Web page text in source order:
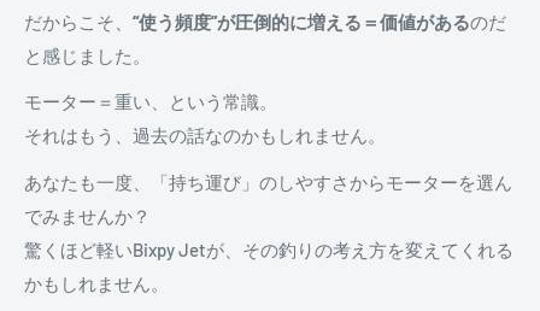
だからこそ、 “使う頻度”が圧倒的に増える＝価値があるのだ
と感じました。
モーター＝重い、という常識。
それはもう、過去の話なのかもしれません。
あなたも一度、「持ち運び」のしやすさからモーターを選ん
でみませんか？
驚くほど軽いBixpy Jetが、その釣りの考え方を変えてくれる
かもしれません。